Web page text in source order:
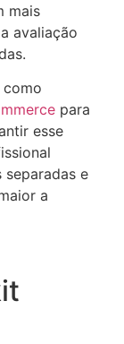
mais
avaliação
para
esse
e
a